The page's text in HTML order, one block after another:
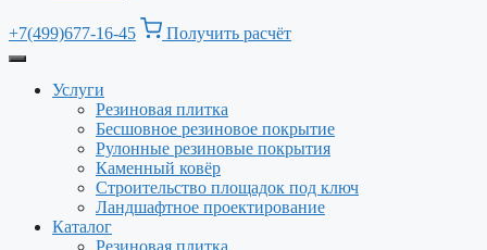
+7(499)677-16-45 Получить расчёт
Услуги
Резиновая плитка
Бесшовное резиновое покрытие
Рулонные резиновые покрытия
Каменный ковёр
Строительство площадок под ключ
Ландшафтное проектирование
Каталог
Резиновая плитка